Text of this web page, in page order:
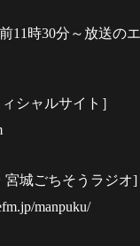
11 時30分～放送の
シャルサイト］
宮城ごちそうラジオ]
manpuku/